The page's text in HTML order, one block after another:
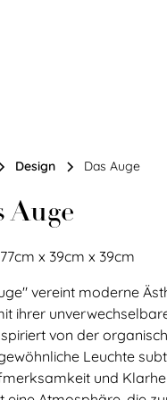
Design Das Auge
Auge
77cm x 39cm x 39cm
vereint moderne
ihrer
von der
Leuchte
und